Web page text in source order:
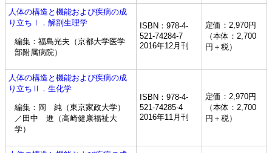
人体の構造と機能および疾病の成
り立ちⅠ．解剖生理学
編集：福島光夫（京都大学医学
部附属病院）
ISBN：978-4-
521-74284-7
2016年12月刊
定価：2,970円
（本体：2,700
円＋税）
人体の構造と機能および疾病の成
り立ちⅡ．生化学
編集：岡 純（東京家政大学）
／田中 進（高崎健康福祉大
学）
ISBN：978-4-
521-74285-4
2016年11月刊
定価：2,970円
（本体：2,700
円＋税）